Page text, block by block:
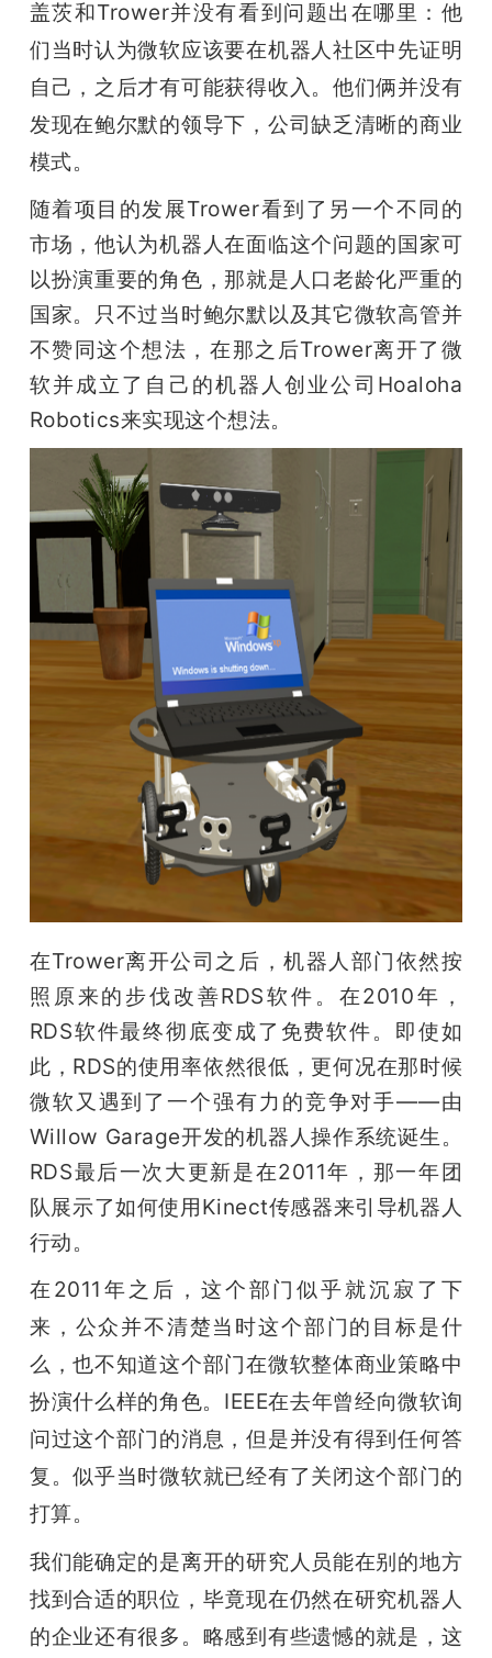
盖茨和Trower并没有看到问题出在哪里：他
们当时认为微软应该要在机器人社区中先证明
自己，之后才有可能获得收入。他们俩并没有
发现在鲍尔默的领导下，公司缺乏清晰的商业
模式。
随着项目的发展Trower看到了另一个不同的
市场，他认为机器人在面临这个问题的国家可
以扮演重要的角色，那就是人口老龄化严重的
国家。只不过当时鲍尔默以及其它微软高管并
不赞同这个想法，在那之后Trower离开了微
软并成立了自己的机器人创业公司Hoaloha
Robotics来实现这个想法。
在Trower离开公司之后，机器人部门依然按
照原来的步伐改善RDS软件。在2010年，
RDS软件最终彻底变成了免费软件。即使如
此，RDS的使用率依然很低，更何况在那时候
微软又遇到了一个强有力的竞争对手——由
Willow Garage开发的机器人操作系统诞生。
RDS最后一次大更新是在2011年，那一年团
队展示了如何使用Kinect传感器来引导机器人
行动。
在2011年之后，这个部门似乎就沉寂了下
来，公众并不清楚当时这个部门的目标是什
么，也不知道这个部门在微软整体商业策略中
扮演什么样的角色。IEEE在去年曾经向微软询
问过这个部门的消息，但是并没有得到任何答
复。似乎当时微软就已经有了关闭这个部门的
打算。
我们能确定的是离开的研究人员能在别的地方
找到合适的职位，毕竟现在仍然在研究机器人
的企业还有很多。略感到有些遗憾的就是，这